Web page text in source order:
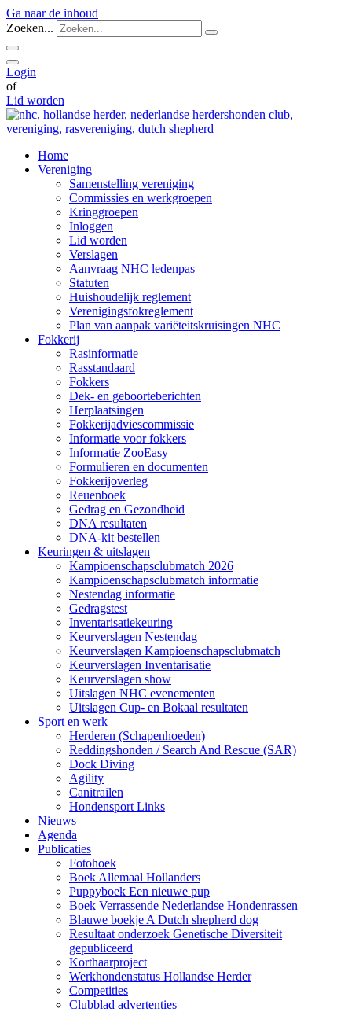
Ga naar de inhoud
Zoeken...
Login
of
Lid worden
Home
Vereniging
Samenstelling vereniging
Commissies en werkgroepen
Kringgroepen
Inloggen
Lid worden
Verslagen
Aanvraag NHC ledenpas
Statuten
Huishoudelijk reglement
Verenigingsfokreglement
Plan van aanpak variëteitskruisingen NHC
Fokkerij
Rasinformatie
Rasstandaard
Fokkers
Dek- en geboorteberichten
Herplaatsingen
Fokkerijadviescommissie
Informatie voor fokkers
Informatie ZooEasy
Formulieren en documenten
Fokkerijoverleg
Reuenboek
Gedrag en Gezondheid
DNA resultaten
DNA-kit bestellen
Keuringen & uitslagen
Kampioenschapsclubmatch 2026
Kampioenschapsclubmatch informatie
Nestendag informatie
Gedragstest
Inventarisatiekeuring
Keurverslagen Nestendag
Keurverslagen Kampioenschapsclubmatch
Keurverslagen Inventarisatie
Keurverslagen show
Uitslagen NHC evenementen
Uitslagen Cup- en Bokaal resultaten
Sport en werk
Herderen (Schapenhoeden)
Reddingshonden / Search And Rescue (SAR)
Dock Diving
Agility
Canitrailen
Hondensport Links
Nieuws
Agenda
Publicaties
Fotohoek
Boek Allemaal Hollanders
Puppyboek Een nieuwe pup
Boek Verrassende Nederlandse Hondenrassen
Blauwe boekje A Dutch shepherd dog
Resultaat onderzoek Genetische Diversiteit
gepubliceerd
Korthaarproject
Werkhondenstatus Hollandse Herder
Competities
Clubblad advertenties